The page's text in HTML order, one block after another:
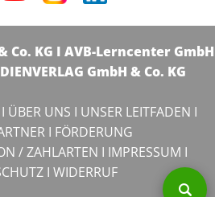
Co. KG I AVB-Lerncenter GmbH
GmbH & Co. KG
ÜBER UNS I UNSER LEITFADEN I
I FÖRDERUNG
/ ZAHLARTEN I IMPRESSUM I
I WIDERRUF